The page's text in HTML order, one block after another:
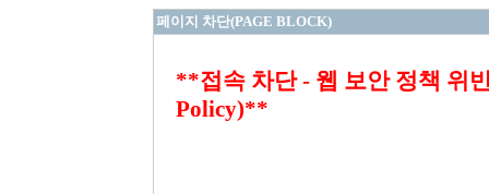
페이지 차단(PAGE BLOCK)
**접속 차단 - 웹 보안 정책 위
Policy)**